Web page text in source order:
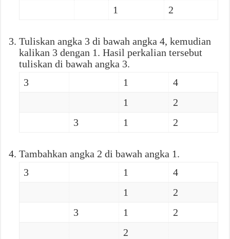
1
2
Tuliskan angka 3 di bawah angka 4, kemudian
kalikan 3 dengan 1. Hasil perkalian tersebut
tuliskan di bawah angka 3.
3
1
4
1
2
3
1 2
Tambahkan angka 2 di bawah angka 1.
3
1
4
1
2
3
1
2
2